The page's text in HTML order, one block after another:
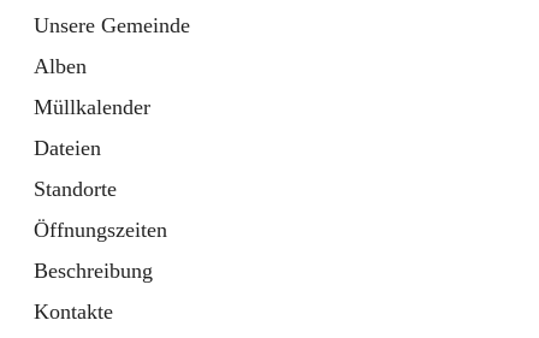
Unsere Gemeinde
Alben
Müllkalender
Dateien
Standorte
Öffnungszeiten
Beschreibung
Kontakte
Tab
Bebauungsplan
öffnet
in
neuem
Tab